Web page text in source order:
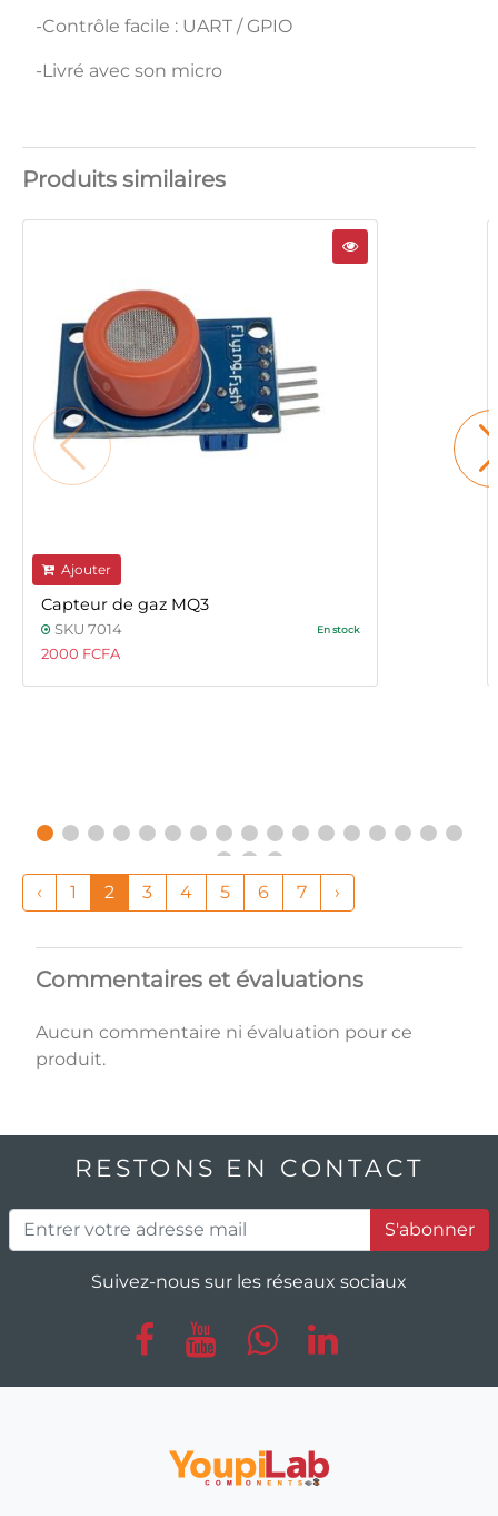
-Contrôle facile : UART / GPIO
-Livré avec son micro
Produits similaires
Ajouter
Capteur de gaz MQ3
SKU 7014 En stock
2000 FCFA
‹ 1 2 3 4 5 6 7 ›
Commentaires et évaluations
Aucun commentaire ni évaluation pour ce
produit.
RESTONS EN CONTACT
S'abonner
Suivez-nous sur les réseaux sociaux